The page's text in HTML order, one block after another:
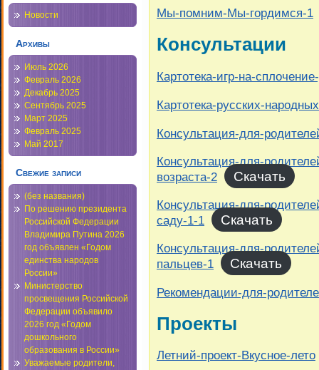
Новости
Архивы
Июль 2026
Февраль 2026
Декабрь 2025
Сентябрь 2025
Март 2025
Февраль 2025
Май 2017
Свежие записи
(без названия)
По решению президента
Российской Федерации
Владимира Путина 2026
год объявлен «Годом
единства народов
России»
Министерство
просвещения Российской
Федерации объявило
2026 год «Годом
дошкольного
образования в России»
Уважаемые родители,
Мы-помним-Мы-гордимся-1
Консультации
Картотека-игр-на-
Картотека-русских-
Консультация-для-
Консультация-для-
возраста-2
Скачать
Консультация-для-
саду-1-1
Скачать
Консультация-для-
пальцев-1
Скачать
Рекомендации-для-
Проекты
Летний-проект-Вкусное-лето